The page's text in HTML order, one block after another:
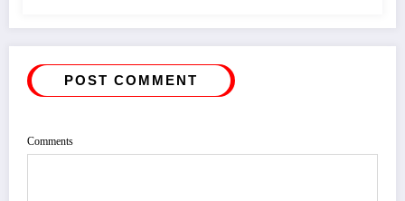
POST COMMENT
Comments